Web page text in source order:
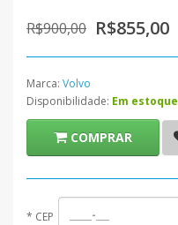
R$900,00 R$855,00
Marca: Volvo
Disponibilidade: Em estoque
COMPRAR
* CEP